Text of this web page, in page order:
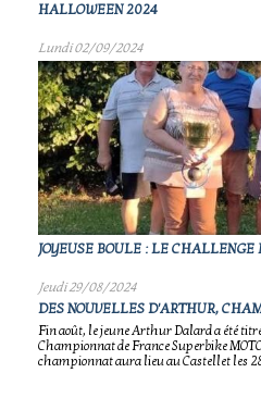
HALLOWEEN 2024
Lundi 02/09/2024
JOYEUSE BOULE : LE
Jeudi 29/08/2024
DES NOUVELLES D'ARTHUR,
Fin août, le jeune Arthur Dalard a été
Championnat de France Superbike
championnat aura lieu au Castellet les